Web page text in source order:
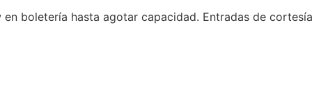
boletería hasta agotar capacidad. Entradas de